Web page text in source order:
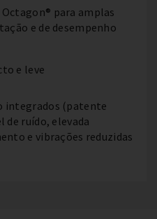
para amplas
e de desempenho
e leve
integrados (patente
de ruído, elevada
e vibrações reduzidas